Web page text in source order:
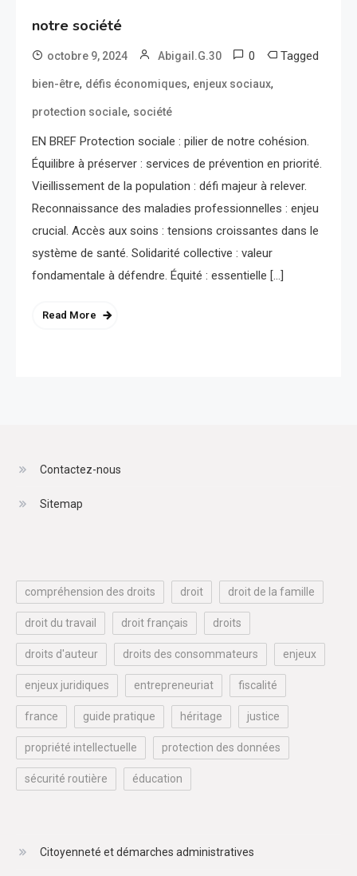
notre société
octobre 9, 2024 Abigail.G.30 0 Tagged
bien-être, défis économiques, enjeux sociaux,
protection sociale, société
EN BREF Protection sociale : pilier de notre cohésion.
Équilibre à préserver : services de prévention en priorité.
Vieillissement de la population : défi majeur à relever.
Reconnaissance des maladies professionnelles : enjeu
crucial. Accès aux soins : tensions croissantes dans le
système de santé. Solidarité collective : valeur
fondamentale à défendre. Équité : essentielle […]
Read More
Contactez-nous
Sitemap
compréhension des droits droit droit de la famille
droit du travail droit français droits
droits d'auteur droits des consommateurs enjeux
enjeux juridiques entrepreneuriat fiscalité
france guide pratique héritage justice
propriété intellectuelle protection des données
sécurité routière éducation
Citoyenneté et démarches administratives